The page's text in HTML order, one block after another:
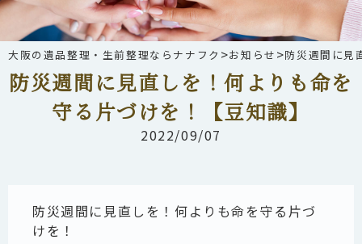
大阪の遺品整理・生前整理ならナナフク >お知らせ >防災週間に見
防災週間に見直しを！何よりも命を
守る片づけを！【豆知識】
2022/09/07
防災週間に見直しを！何よりも命を守る片づ
けを！